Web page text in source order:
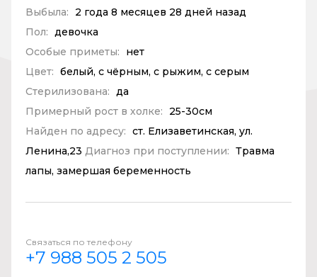
Выбыла:
2 года 8 месяцев 28 дней назад
Пол: девочка
Особые приметы:
нет
Цвет: белый, с чёрным, с рыжим, с серым
Стерилизована: да
Примерный рост в холке:
25-30см
Найден по адресу: ст. Елизаветинская, ул.
Ленина,23 Диагноз при поступлении: Травма
лапы, замершая беременность
Связаться по телефону
+7 988 505 2 505